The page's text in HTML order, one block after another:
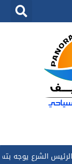
يوجه بتسخير